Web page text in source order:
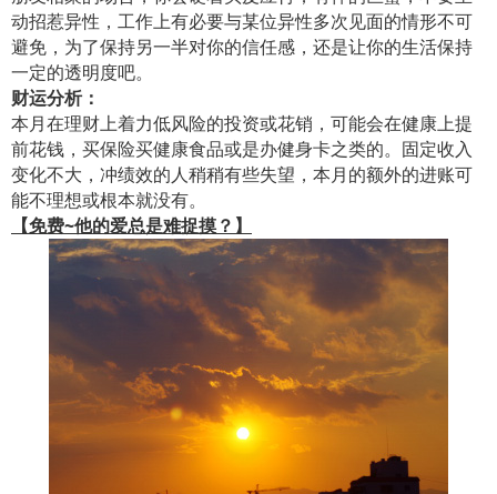
动招惹异性，工作上有必要与某位异性多次见面的情形不可
避免，为了保持另一半对你的信任感，还是让你的生活保持
一定的透明度吧。
财运分析：
本月在理财上着力低风险的投资或花销，可能会在健康上提
前花钱，买保险买健康食品或是办健身卡之类的。固定收入
变化不大，冲绩效的人稍稍有些失望，本月的额外的进账可
能不理想或根本就没有。
【免费~他的爱总是难捉摸？】